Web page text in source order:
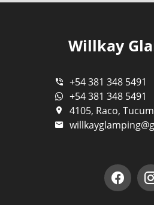
+54 381 348 5491
+54 381 348 5491
4105, Raco,
Willkay